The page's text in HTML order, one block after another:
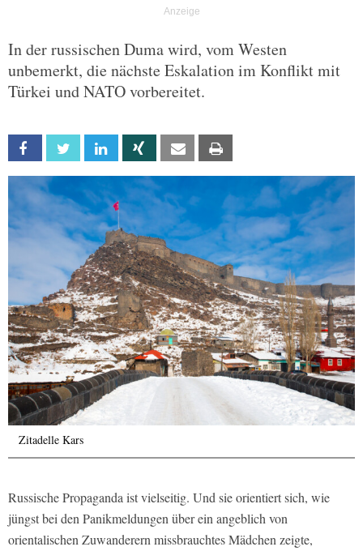
In der russischen Duma wird, vom Westen
unbemerkt, die nächste Eskalation im Konflikt mit
Türkei und NATO vorbereitet.
Facebook Twitter Linkedin Xing Email
Zitadelle Kars
Russische Propaganda ist vielseitig. Und sie orientiert sich, wie
jüngst bei den Panikmeldungen über ein angeblich von
orientalischen Zuwanderern missbrauchtes Mädchen zeigte,